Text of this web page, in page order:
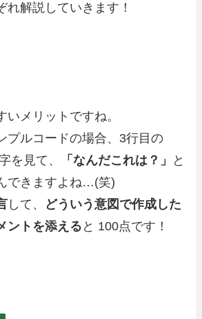
れ解説していきます！
いメリットですね。
プルコードの場合、3行目の
を見て、
「なんだこれは？」
と
できますよね…(笑)
して、
どういう意図で作成した
ントを添える と 100点です！